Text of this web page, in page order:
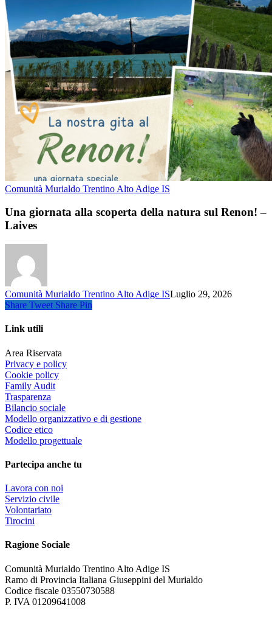
Comunità Murialdo Trentino Alto Adige IS
Una giornata alla scoperta della natura sul Renon! –
Laives
Comunità Murialdo Trentino Alto Adige ISLuglio 29, 2026
Share Tweet Share Pin
Link utili
Area Riservata
Privacy e policy
Cookie policy
Family Audit
Trasparenza
Bilancio sociale
Modello organizzativo e di gestione
Codice etico
Modello progettuale
Partecipa anche tu
Lavora con noi
Servizio civile
Volontariato
Tirocini
Ragione Sociale
Comunità Murialdo Trentino Alto Adige IS
Ramo di Provincia Italiana Giuseppini del Murialdo
Codice fiscale 03550730588
P. IVA 01209641008